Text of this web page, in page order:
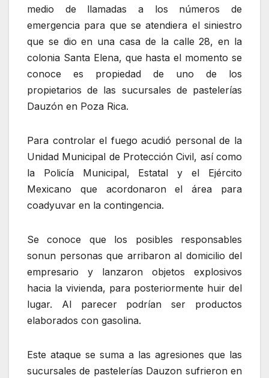
medio de llamadas a los números de
emergencia para que se atendiera el siniestro
que se dio en una casa de la calle 28, en la
colonia Santa Elena, que hasta el momento se
conoce es propiedad de uno de los
propietarios de las sucursales de pastelerías
Dauzón en Poza Rica.
Para controlar el fuego acudió personal de la
Unidad Municipal de Protección Civil, así como
la Policía Municipal, Estatal y el Ejército
Mexicano que acordonaron el área para
coadyuvar en la contingencia.
Se conoce que los posibles responsables
sonun personas que arribaron al domicilio del
empresario y lanzaron objetos explosivos
hacia la vivienda, para posteriormente huir del
lugar. Al parecer podrían ser productos
elaborados con gasolina.
Este ataque se suma a las agresiones que las
sucursales de pastelerías Dauzon sufrieron en